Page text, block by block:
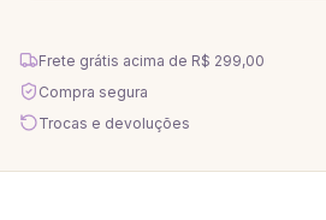
Frete grátis acima de R$ 299,00
Compra segura
Trocas e devoluções